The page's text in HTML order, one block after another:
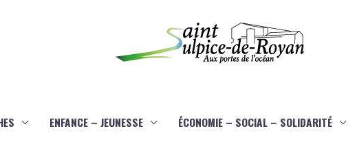
ENFANCE – JEUNESSE ÉCONOMIE – SOCIAL – SOLIDARITÉ